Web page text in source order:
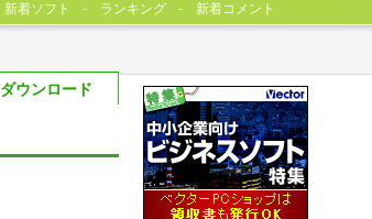
ダウンロード
新着ソフト ランキング 新着コメント